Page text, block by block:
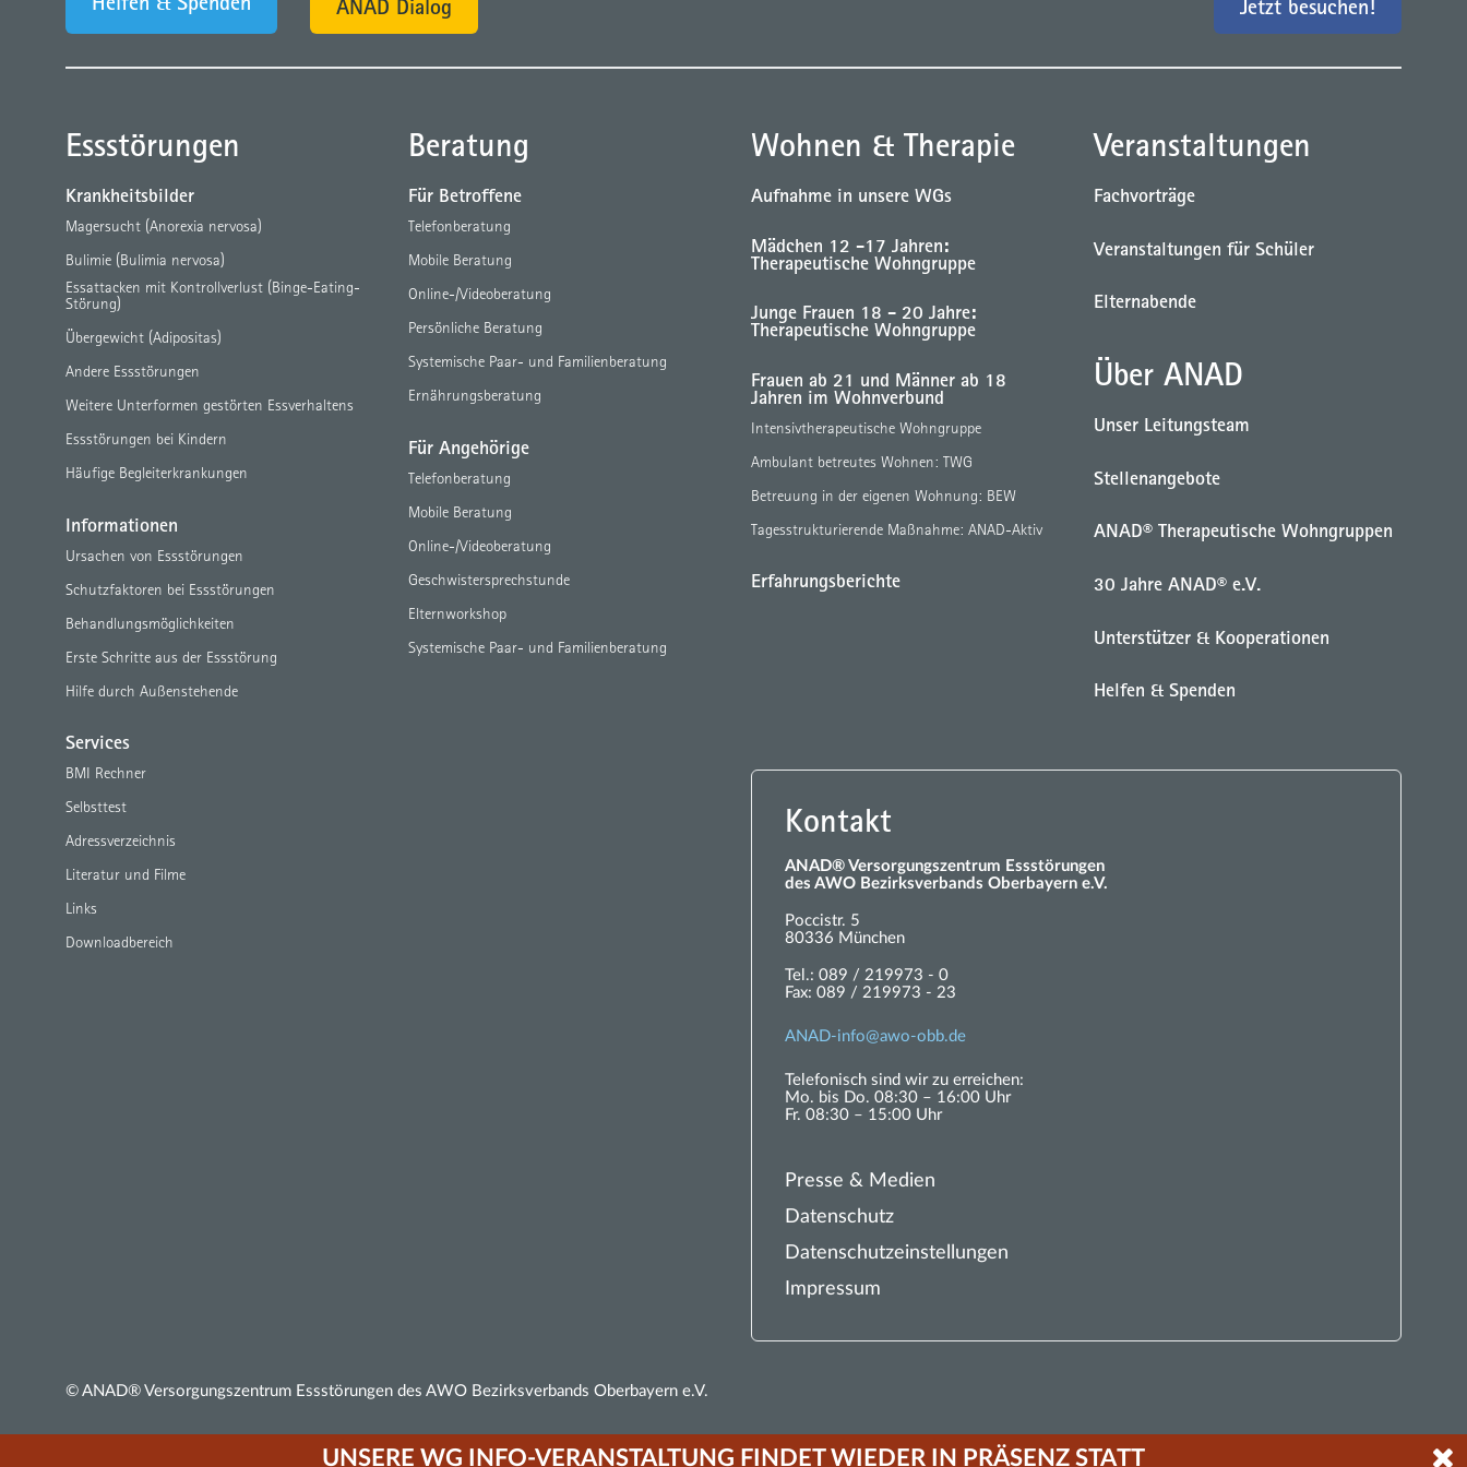
ANAD Dialog Jetzt besuchen!
Essstörungen
Krankheitsbilder
Magersucht (Anorexia nervosa)
Bulimie (Bulimia nervosa)
Essattacken mit Kontrollverlust (Binge-Eating-
Störung)
Übergewicht (Adipositas)
Andere Essstörungen
Weitere Unterformen gestörten Essverhaltens
Essstörungen bei Kindern
Häufige Begleiterkrankungen
Informationen
Ursachen von Essstörungen
Schutzfaktoren bei Essstörungen
Behandlungsmöglichkeiten
Erste Schritte aus der Essstörung
Hilfe durch Außenstehende
Services
BMI Rechner
Selbsttest
Adressverzeichnis
Literatur und Filme
Links
Downloadbereich
Beratung
Für Betroffene
Telefonberatung
Mobile Beratung
Online-/Videoberatung
Persönliche Beratung
Systemische Paar- und Familienberatung
Ernährungsberatung
Für Angehörige
Telefonberatung
Mobile Beratung
Online-/Videoberatung
Geschwistersprechstunde
Elternworkshop
Systemische Paar- und Familienberatung
Wohnen & Therapie
Aufnahme in unsere WGs
Mädchen 12 -17 Jahren:
Therapeutische Wohngruppe
Junge Frauen 18 - 20 Jahre:
Therapeutische Wohngruppe
Frauen ab 21 und Männer ab 18
Jahren im Wohnverbund
Intensivtherapeutische Wohngruppe
Ambulant betreutes Wohnen: TWG
Betreuung in der eigenen Wohnung: BEW
Tagesstrukturierende Maßnahme: ANAD-Aktiv
Erfahrungsberichte
Veranstaltungen
Fachvorträge
Veranstaltungen für Schüler
Elternabende
Über ANAD
Unser Leitungsteam
Stellenangebote
ANAD® Therapeutische Wohngruppen
30 Jahre ANAD® e.V.
Unterstützer & Kooperationen
Helfen & Spenden
Kontakt
ANAD® Versorgungszentrum Essstörungen
des AWO Bezirksverbands Oberbayern e.V.
Poccistr. 5
80336 München
Tel.: 089 / 219973 - 0
Fax: 089 / 219973 - 23
ANAD- nf w - bb d
Telefonisch sind wir zu erreichen:
Mo. bis Do. 08:30 – 16:00 Uhr
Fr. 08:30 – 15:00 Uhr
Presse & Medien
Datenschutz
Datenschutzeinstellungen
Impressum
© ANAD® Versorgungszentrum Essstörungen des AWO Bezirksverbands Oberbayern e.V.
UNSERE WG INFO-VERANSTALTUNG FINDET WIEDER IN PRÄSENZ STATT